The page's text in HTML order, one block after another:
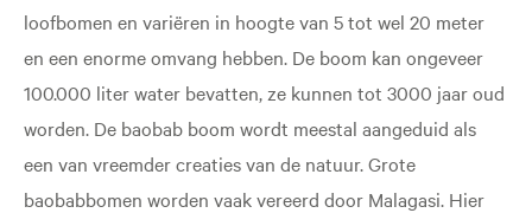
loofbomen en variëren in hoogte van 5 tot wel 20 meter
en een enorme omvang hebben. De boom kan ongeveer
100.000 liter water bevatten, ze kunnen tot 3000 jaar oud
worden. De baobab boom wordt meestal aangeduid als
een van vreemder creaties van de natuur. Grote
baobabbomen worden vaak vereerd door Malagasi. Hier